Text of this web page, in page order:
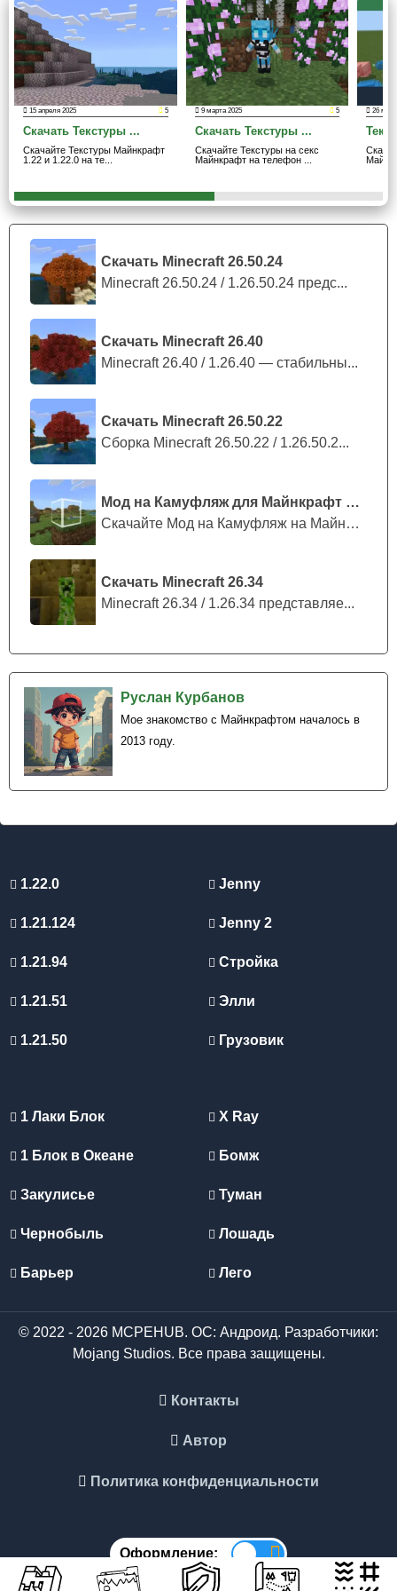
Скачать Minecraft 26.50.24
Minecraft 26.50.24 / 1.26.50.24 предс...
Скачать Minecraft 26.40
Minecraft 26.40 / 1.26.40 — стабильны...
Скачать Minecraft 26.50.22
Сборка Minecraft 26.50.22 / 1.26.50.2...
Мод на Камуфляж для Майнкрафт ПЕ
Скачайте Мод на Камуфляж на Майнкрафт...
Скачать Minecraft 26.34
Minecraft 26.34 / 1.26.34 представляе...
Руслан Курбанов
Мое знакомство с Майнкрафтом началось в
2013 году.
природа виртуального мира, появляются новые краски и
оттенки, тени и объемность предметов.
Многие знают, что подобный пакет ресурсов уже
разрабатывался для Java издания, а теперь и
поклонникам Bedrock доступны эти текстуры.
15 апреля 2025 5
Скачать Текстуры ...
Скачайте Текстуры Майнкрафт
1.22 и 1.22.0 на те...
9 марта 2025 5
Скачать Текстуры ...
Скачайте Текстуры на секс
Майнкрафт на телефон ...
26
1.22.0
1.21.124
1.21.94
1.21.51
1.21.50
Jenny
Jenny 2
Стройка
Элли
Грузовик
1 Лаки Блок
1 Блок в Океане
Закулисье
Чернобыль
Барьер
X Ray
Бомж
Туман
Лошадь
Лего
© 2022 - 2026 MCPEHUB. ОС: Андроид. Разработчики:
Mojang Studios. Все права защищены.
Контакты
Автор
Политика конфиденциальности
Оформление: